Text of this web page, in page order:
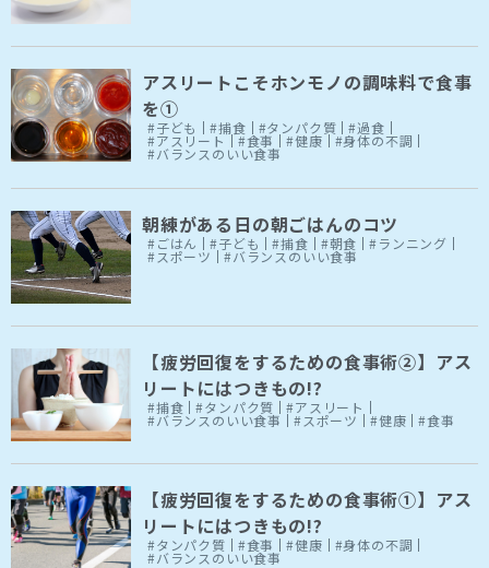
アスリートこそホンモノの調味料で食事
を①
#子ども #捕食 #タンパク質 #過食
#アスリート #食事 #健康 #身体の不調
#バランスのいい食事
朝練がある日の朝ごはんのコツ
#ごはん #子ども #捕食 #朝食 #ランニング
#スポーツ #バランスのいい食事
【疲労回復をするための食事術②】アス
リートにはつきもの!?
#捕食 #タンパク質 #アスリート
#バランスのいい食事 #スポーツ #健康 #食事
【疲労回復をするための食事術①】アス
リートにはつきもの!?
#タンパク質 #食事 #健康 #身体の不調
#バランスのいい食事